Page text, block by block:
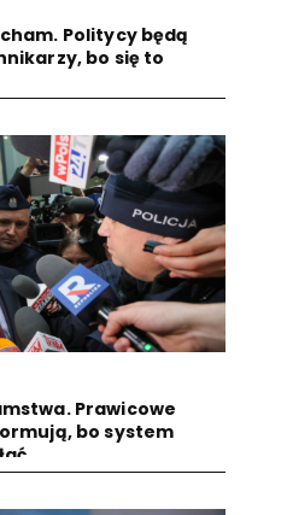
Politycy będą
bo się to
Prawicowe
bo system